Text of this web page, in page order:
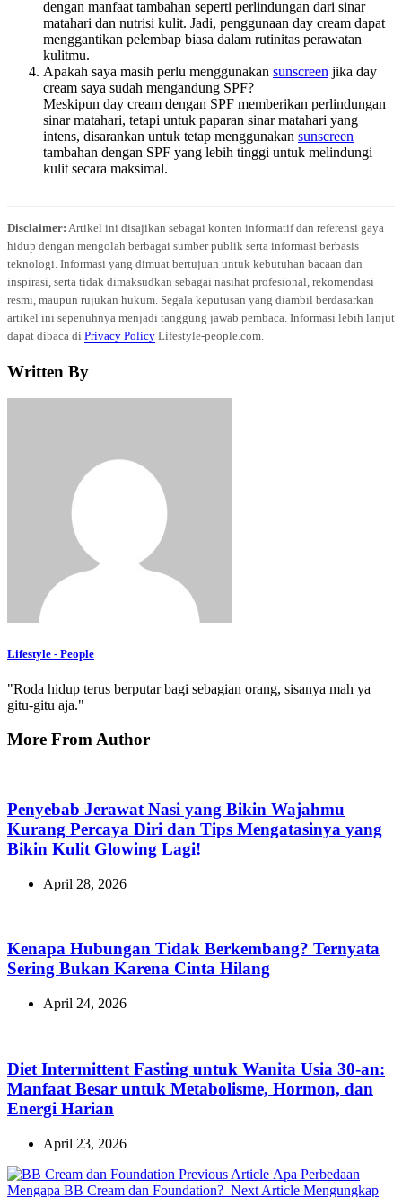
dengan manfaat tambahan seperti perlindungan dari sinar
matahari dan nutrisi kulit. Jadi, penggunaan day cream dapat
menggantikan pelembap biasa dalam rutinitas perawatan
kulitmu.
Apakah saya masih perlu menggunakan sunscreen jika day
cream saya sudah mengandung SPF?
Meskipun day cream dengan SPF memberikan perlindungan
sinar matahari, tetapi untuk paparan sinar matahari yang
intens, disarankan untuk tetap menggunakan sunscreen
tambahan dengan SPF yang lebih tinggi untuk melindungi
kulit secara maksimal.
Disclaimer: Artikel ini disajikan sebagai konten informatif dan referensi gaya
hidup dengan mengolah berbagai sumber publik serta informasi berbasis
teknologi. Informasi yang dimuat bertujuan untuk kebutuhan bacaan dan
inspirasi, serta tidak dimaksudkan sebagai nasihat profesional, rekomendasi
resmi, maupun rujukan hukum. Segala keputusan yang diambil berdasarkan
artikel ini sepenuhnya menjadi tanggung jawab pembaca. Informasi lebih lanjut
dapat dibaca di Privacy Policy Lifestyle-people.com.
Written By
Lifestyle - People
"Roda hidup terus berputar bagi sebagian orang, sisanya mah ya
gitu-gitu aja."
More From Author
Penyebab Jerawat Nasi yang Bikin Wajahmu
Kurang Percaya Diri dan Tips Mengatasinya yang
Bikin Kulit Glowing Lagi!
April 28, 2026
Kenapa Hubungan Tidak Berkembang? Ternyata
Sering Bukan Karena Cinta Hilang
April 24, 2026
Diet Intermittent Fasting untuk Wanita Usia 30-an:
Manfaat Besar untuk Metabolisme, Hormon, dan
Energi Harian
April 23, 2026
Previous Article Previous
Post:
Apa Perbedaan
Mengapa BB Cream dan Foundation? Next Article Next
Mengungkap